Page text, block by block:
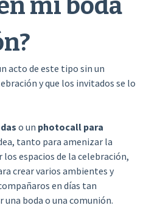
mi boda
acto de este tipo sin un
y que los invitados se lo
o un photocall para
tanto para amenizar la
espacios de la celebración,
crear varios ambientes y
en días tan
boda o una comunión.